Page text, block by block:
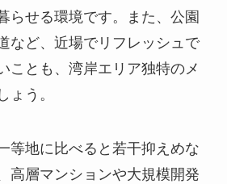
らせる環境です。また、公園
など、近場でリフレッシュで
ことも、湾岸エリア独特のメ
ょう。
等地に比べると若干抑えめな
高層マンションや大規模開発